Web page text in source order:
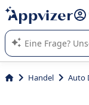
beantworten
Die KI von Appvizer
von SaaS-Software
Handel Auto